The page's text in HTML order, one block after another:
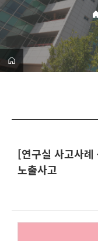
[연구실 사고사
노출사고